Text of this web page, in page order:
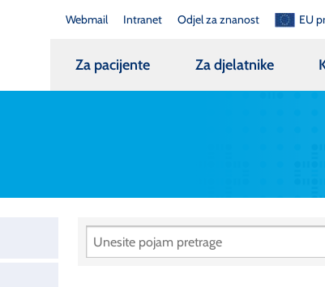
Webmail Intranet Odjel za znanost EU
Za pacijente Za djelatnike